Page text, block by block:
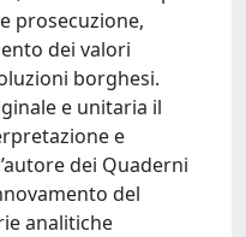
prosecuzione,
dei valori
borghesi.
e unitaria il
e
dei Quaderni
del
analitiche